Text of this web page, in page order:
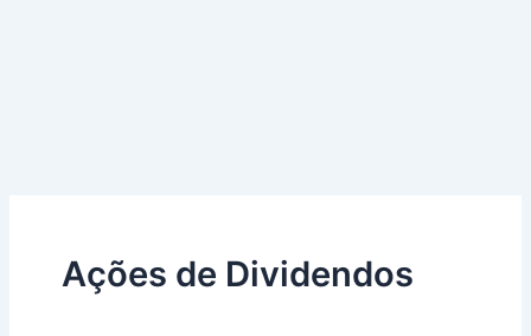
Ações de Dividendos